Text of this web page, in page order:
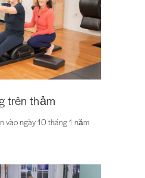
trên thảm
vào ngày 10 tháng 1 năm